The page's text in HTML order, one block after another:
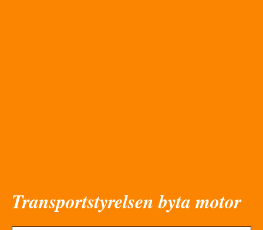
Transportstyrelsen byta motor